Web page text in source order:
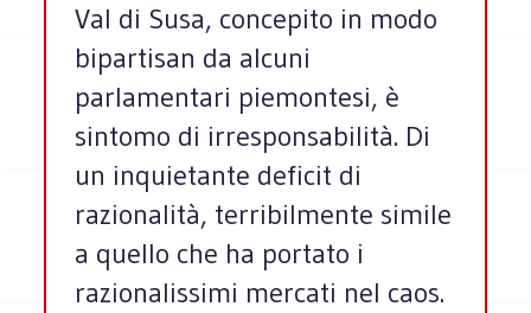
Val di Susa, concepito in modo
bipartisan da alcuni
parlamentari piemontesi, è
sintomo di irresponsabilità. Di
un inquietante deficit di
razionalità, terribilmente simile
a quello che ha portato i
razionalissimi mercati nel caos.